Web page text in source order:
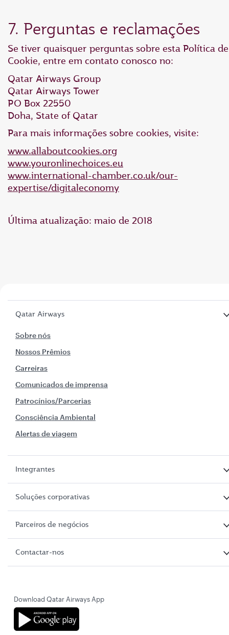
7. Perguntas e reclamações
Se tiver quaisquer perguntas sobre esta Política de
Cookie, entre em contato conosco no:
Qatar Airways Group
Qatar Airways Tower
PO Box 22550
Doha, State of Qatar
Para mais informações sobre cookies, visite:
www.allaboutcookies.org
www.youronlinechoices.eu
www.international-chamber.co.uk/our-
expertise/digitaleconomy
Última atualização: maio de 2018
Qatar Airways
Sobre nós
Nossos Prêmios
Carreiras
Comunicados de imprensa
Patrocínios/Parcerias
Consciência Ambiental
Alertas de viagem
Integrantes
Soluções corporativas
Parceiros de negócios
Contactar-nos
Download Qatar Airways App